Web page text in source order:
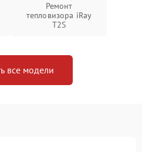
Ремонт
тепловизора iRay
T2S
все модели